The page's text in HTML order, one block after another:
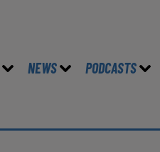
NEWS PODCASTS